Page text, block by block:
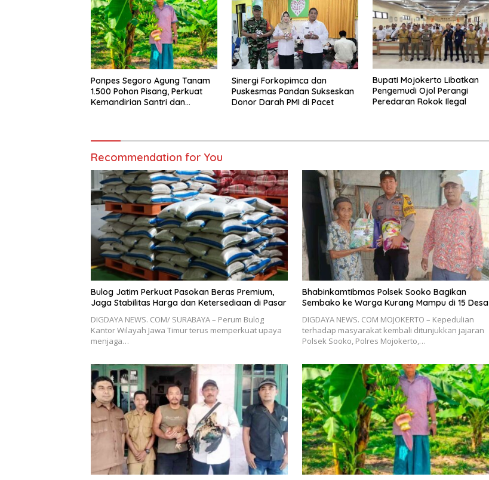
Ponpes Segoro Agung Tanam
1.500 Pohon Pisang, Perkuat
Kemandirian Santri dan
Sinergi Forkopimca dan
Puskesmas Pandan Sukseskan
Donor Darah PMI di Pacet
Bupati Mojokerto Libatkan
Pengemudi Ojol Perangi
Peredaran Rokok Ilegal
Recommendation for You
Bulog Jatim Perkuat Pasokan Beras Premium,
Jaga Stabilitas Harga dan Ketersediaan di Pasar
DIGDAYA NEWS. COM/ SURABAYA – Perum Bulog
Kantor Wilayah Jawa Timur terus memperkuat upaya
menjaga…
Bhabinkamtibmas Polsek Sooko Bagikan
Sembako ke Warga Kurang Mampu di 15 Desa
DIGDAYA NEWS. COM MOJOKERTO – Kepedulian
terhadap masyarakat kembali ditunjukkan jajaran
Polsek Sooko, Polres Mojokerto,…